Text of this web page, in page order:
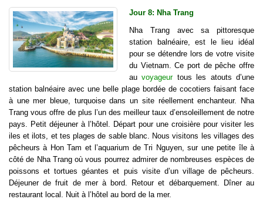
Jour 8: Nha Trang
Nha Trang avec sa pittoresque
station balnéaire, est le lieu idéal
pour se détendre lors de votre visite
du Vietnam. Ce port de pêche offre
auvoyageurtous les atouts d’une
station balnéaire avec une belle plage bordée de cocotiers faisant face
à une mer bleue, turquoise dans un site réellement enchanteur. Nha
Trang vous offre de plus l’un des meilleur taux d’ensoleillement de notre
pays. Petit déjeuner à l’hôtel. Départ pour une croisière pour visiter les
iles et ilots, et tes plages de sable blanc. Nous visitons les villages des
pêcheurs à Hon Tam et l’aquarium de Tri Nguyen, sur une petite île à
côté de Nha Trang où vous pourrez admirer de nombreuses espèces de
poissons et tortues géantes et puis visite d’un village de pêcheurs.
Déjeuner de fruit de mer à bord. Retour et débarquement. Dîner au
restaurant local. Nuit à l’hôtel au bord de la mer.